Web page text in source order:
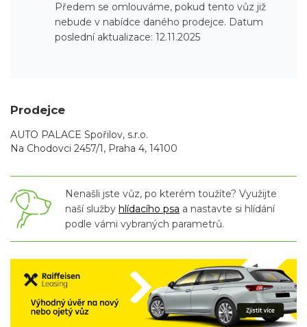
Předem se omlouváme, pokud tento vůz již
nebude v nabídce daného prodejce. Datum
poslední aktualizace: 12.11.2025
Prodejce
AUTO PALACE Spořilov, s.r.o.
Na Chodovci 2457/1, Praha 4, 14100
Nenašli jste vůz, po kterém toužíte? Využijte
naší služby hlídacího psa a nastavte si hlídání
podle vámi vybraných parametrů.